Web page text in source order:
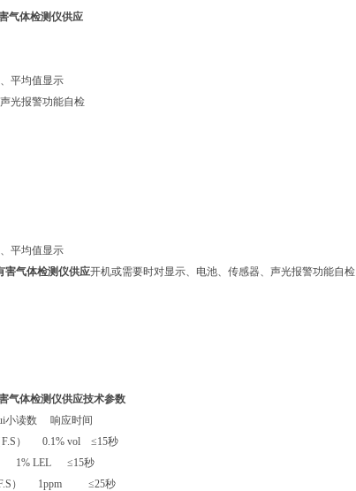
气体检测仪供应
平均值显示
光报警功能自检
平均值显示
害气体检测仪供应开机或需要时对显示、电池、传感器、声光报警功能自检
气体检测仪供应技术参数
数 响应时间
） 0.1% vol ≤15秒
1% LEL ≤15秒
F.S） 1ppm ≤25秒